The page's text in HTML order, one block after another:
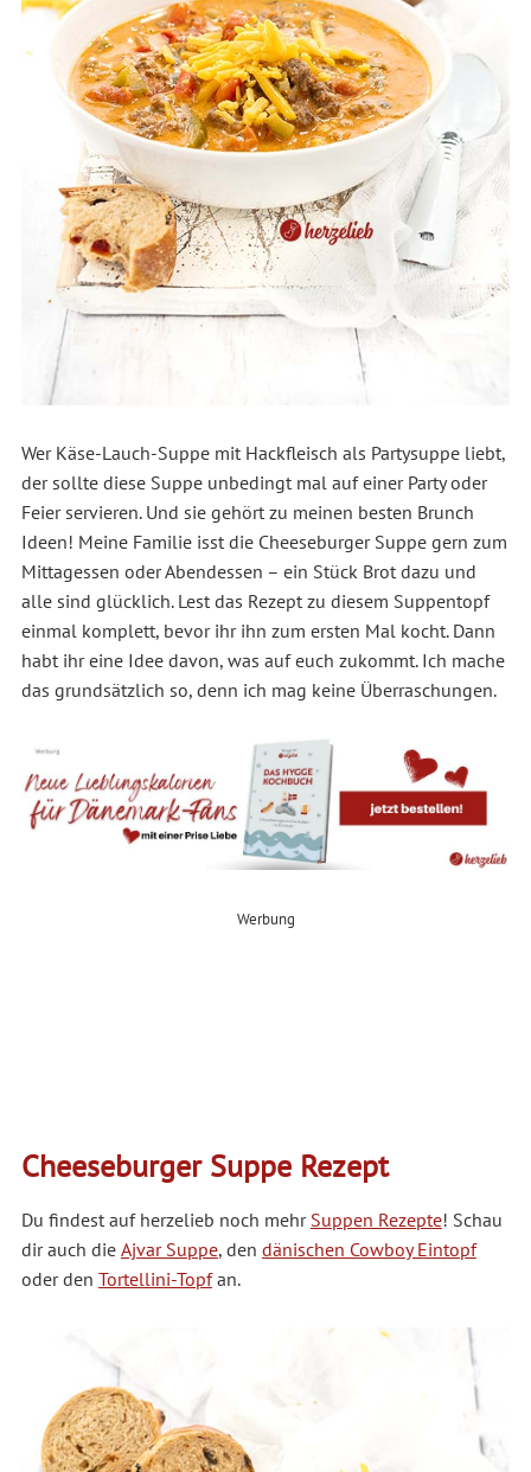
Wer Käse-Lauch-Suppe mit Hackfleisch als Partysuppe liebt,
der sollte diese Suppe unbedingt mal auf einer Party oder
Feier servieren. Und sie gehört zu meinen besten Brunch
Ideen! Meine Familie isst die Cheeseburger Suppe gern zum
Mittagessen oder Abendessen – ein Stück Brot dazu und
alle sind glücklich. Lest das Rezept zu diesem Suppentopf
einmal komplett, bevor ihr ihn zum ersten Mal kocht. Dann
habt ihr eine Idee davon, was auf euch zukommt. Ich mache
das grundsätzlich so, denn ich mag keine Überraschungen.
Werbung
Cheeseburger Suppe Rezept
Du findest auf herzelieb noch mehr Suppen Rezepte! Schau
dir auch die Ajvar Suppe, den dänischen Cowboy Eintopf
oder den Tortellini-Topfan.